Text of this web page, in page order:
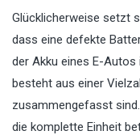
Glücklicherweise setzt
dass eine defekte
der Akku eines E-Autos
besteht aus einer
zusammengefasst
die komplette Einheit